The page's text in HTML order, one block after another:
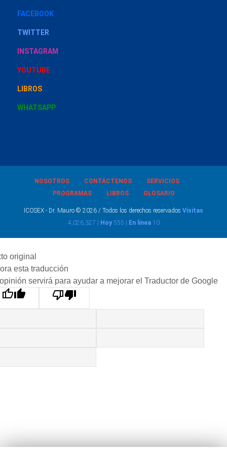
FACEBOOK
TWITTER
INSTAGRAM
YOUTUBE
LIBROS
WHATSAPP
NOSOTROS CONTÁCTENOS
SERVICIOS
PROGRAMAS
LIBROS GLOSARIO
ICOSEX - Dr. Mauro © 2026 / Todos los derechos reservados Visitas
4,026,327 |
Hoy 555 | En línea 10
original
esta traducción
servirá para ayudar a mejorar el Traductor de Google